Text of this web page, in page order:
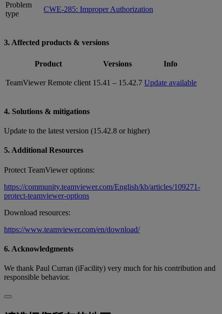
Problem
type
CWE-285: Improper Authorization
3. Affected products & versions
Product Versions Info
TeamViewer Remote client 15.41 – 15.42.7 Update available
4. Solutions & mitigations
Update to the latest version (15.42.8 or higher)
5. Additional Resources
Protect TeamViewer options:
https://community.teamviewer.com/English/kb/articles/109271-
protect-teamviewer-options
Download resources:
https://www.teamviewer.com/en/download/
6. Acknowledgments
We thank Paul Curran (iFacility) very much for his contribution and
responsible behavior.